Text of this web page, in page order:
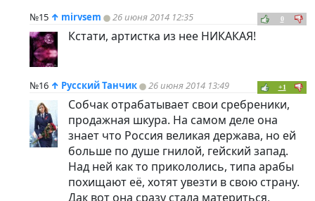
№15 ↑ mirvsem 26 июня 2014 12:35 0
Кстати, артистка из нее НИКАКАЯ!
№16 ↑ Русский Танчик 26 июня 2014 13:49 +1
Собчак отрабатывает свои сребреники,
продажная шкура. На самом деле она
знает что Россия великая держава, но ей
больше по душе гнилой, гейский запад.
Над ней как то прикололись, типа арабы
похищают её, хотят увезти в свою страну.
Дак вот она сразу стала материться,